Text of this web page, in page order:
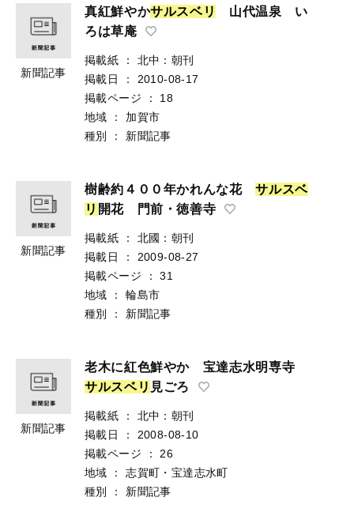
新聞記事
真紅鮮やかサルスベリ
山代温泉 い
ろは草庵
掲載紙 ：
北中：朝刊
掲載日
：
2010-08-17
掲載ページ
：
18
地域
：
加賀市
種別
： 新聞記事
新聞記事
樹齢約４００年かれんな花サルスベ
リ 開花 門前・徳善寺
掲載紙 ：
北國：朝刊
掲載日
：
2009-08-27
掲載ページ
：
31
地域
：
輪島市
種別
： 新聞記事
新聞記事
老木に紅色鮮やか 宝達志水明専寺
サルスベリ 見ごろ
掲載紙 ：
北中：朝刊
掲載日
：
2008-08-10
掲載ページ
：
26
地域
：
志賀町・宝達志水町
種別
： 新聞記事